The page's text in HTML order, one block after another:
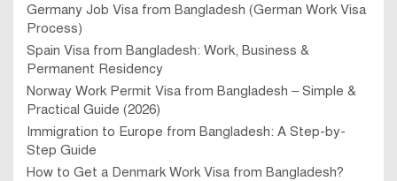
Germany Job Visa from Bangladesh (German Work Visa
Process)
Spain Visa from Bangladesh: Work, Business &
Permanent Residency
Norway Work Permit Visa from Bangladesh – Simple &
Practical Guide (2026)
Immigration to Europe from Bangladesh: A Step-by-
Step Guide
How to Get a Denmark Work Visa from Bangladesh?